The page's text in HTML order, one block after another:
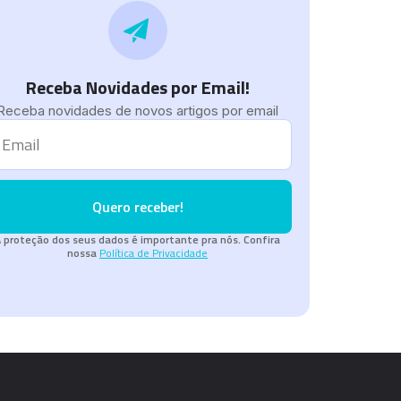
Receba Novidades por Email!
novidades de novos artigos por email
Quero receber!
proteção dos seus dados é importante pra nós. Confira
nossa Política de Privacidade